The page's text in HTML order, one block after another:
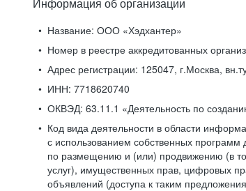
Название: ООО «Хэдхантер»
Номер в реестре аккредитованных
Адрес регистрации: 125047, г.Москва,
ИНН: 7718620740
ОКВЭД: 63.11.1 «Деятельность по
Код вида деятельности в области
с использованием собственных
по размещению и (или) продвижению (в
услуг), имущественных прав, цифровых
объявлений (доступа к таким